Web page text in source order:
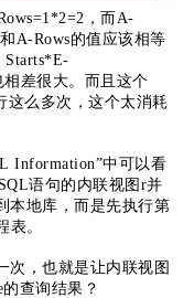
，而A-
A-Rows的值应该相等
Starts*E-
相差很大。而且这个
这么多次，这个太消耗
Information”中可以看
语句的内联视图r并
本地库，而是先执行第
表。
次，也就是让内联视图
查询结果？